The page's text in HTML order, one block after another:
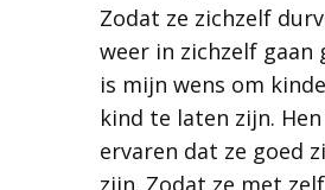
Zodat ze zichzelf
weer in zichzelf gaan
is mijn wens om
kind te laten zijn.
ervaren dat ze goed
zijn. Zodat ze met